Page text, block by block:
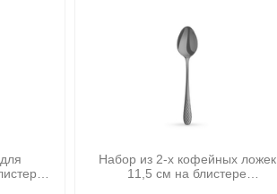
Набор из 2-х кофейных ложек
11,5 см на блистере